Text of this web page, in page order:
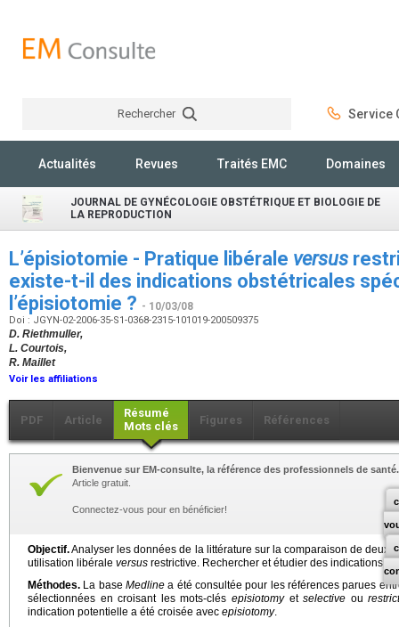
Rechercher Service
Actualités Revues Traités EMC Domaines
JOURNAL DE GYNÉCOLOGIE OBSTÉTRIQUE ET BIOLOGIE DE
LA REPRODUCTION
L’épisiotomie - Pratique libérale versus
existe-t-il des indications obstétricales
l’épisiotomie ? - 10/03/08
Doi : JGYN-02-2006-35-S1-0368-2315-101019-200509375
D. Riethmuller,
L. Courtois,
R. Maillet
Voir les affiliations
PDF Article
Résumé
Mots clés
Figures Références
Bienvenue sur EM-consulte, la référence des professionnels de santé.
Article gratuit.
Connectez-vous pour en bénéficier!
Objectif.Analyser les données de la littérature sur la comparaison de deux
utilisation libérale versus restrictive. Rechercher et étudier des indications
Méthodes. La base Medline a été consultée pour les références parues
sélectionnées en croisant les mots-clés episiotomyetselective ou
indication potentielle a été croisée avec episiotomy.